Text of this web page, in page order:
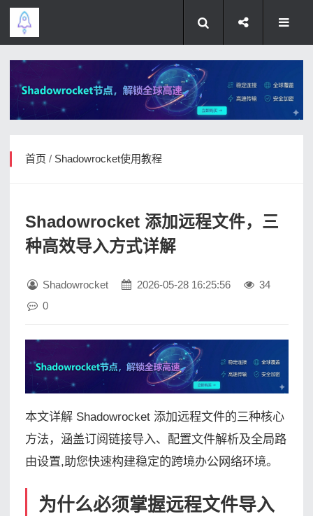
首页 / Shadowrocket使用教程
Shadowrocket 添加远程文件，三
种高效导入方式详解
Shadowrocket 2026-05-28 16:25:56
34
0
本文详解 Shadowrocket 添加远程文件的三种核心
方法，涵盖订阅链接导入、配置文件解析及全局路
由设置,助您快速构建稳定的跨境办公网络环境。
为什么必须掌握远程文件导入